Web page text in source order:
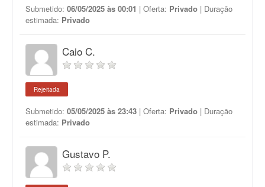
Submetido: 06/05/2025 às 00:01 | Oferta: Privado | Duração
estimada: Privado
Caio C.
Rejeitada
Submetido: 05/05/2025 às 23:43 | Oferta: Privado | Duração
estimada: Privado
Gustavo P.